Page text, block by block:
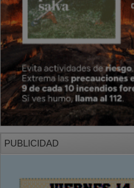
PUBLICIDAD